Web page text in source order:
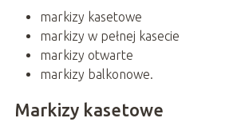
markizy kasetowe
markizy w pełnej kasecie
markizy otwarte
markizy balkonowe.
Markizy kasetowe